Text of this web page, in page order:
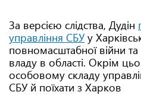
За версією слідства, Дудін
управління СБУу
повномасштабної війни
владу в області. Окрім
особовому складу
СБУ й поїхати з Харков